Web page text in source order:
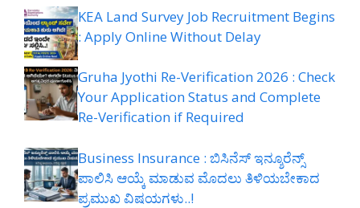
KEA Land Survey Job Recruitment Begins
: Apply Online Without Delay
Gruha Jyothi Re-Verification 2026 : Check
Your Application Status and Complete
Re-Verification if Required
Business Insurance : ಬಿಸಿನೆಸ್ ಇನ್ಶೂರೆನ್ಸ್
ಪಾಲಿಸಿ ಆಯ್ಕೆ ಮಾಡುವ ಮೊದಲು ತಿಳಿಯಬೇಕಾದ
ಪ್ರಮುಖ ವಿಷಯಗಳು..!